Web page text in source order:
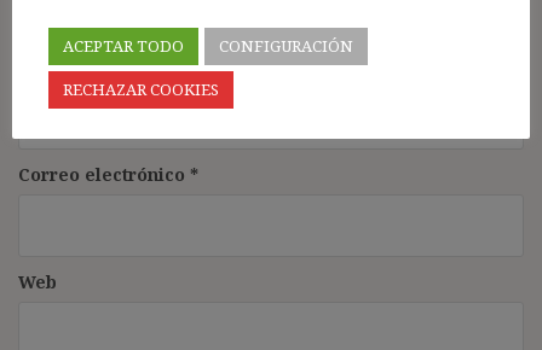
Nombre*
Correo electrónico *
Web
ACEPTAR TODO
CONFIGURACIÓN
RECHAZAR COOKIES